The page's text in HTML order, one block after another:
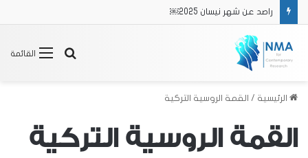
راصد عن شهر نيسان 2025￼
القائمة
بحث
الرئيسية / القمة الروسية التركية
القمة الروسية التركية